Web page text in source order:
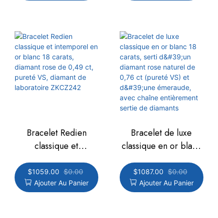
ZKCZ238
Bracelet Redien
classique et
intemporel en or
blanc 18 carats,
diamant rose de 0,49
$1059.00 $0.00
Ajouter Au Panier
Bracelet de luxe
classique en or blanc
diamant rose naturel
de 0,76 ct (pureté
$1087.00 $0.00
Ajouter Au Panier